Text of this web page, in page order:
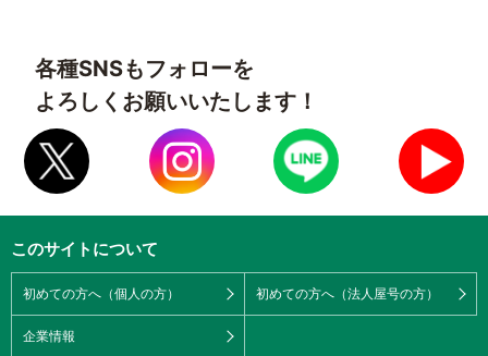
各種SNSもフォローを
よろしくお願いいたします！
このサイトについて
初めての方へ（個人の方） 初めての方へ（法人屋号の方）
企業情報